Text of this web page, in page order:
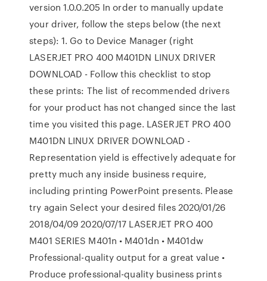
version 1.0.0.205 In order to manually update
your driver, follow the steps below (the next
steps): 1. Go to Device Manager (right
LASERJET PRO 400 M401DN LINUX DRIVER
DOWNLOAD - Follow this checklist to stop
these prints: The list of recommended drivers
for your product has not changed since the last
time you visited this page. LASERJET PRO 400
M401DN LINUX DRIVER DOWNLOAD -
Representation yield is effectively adequate for
pretty much any inside business require,
including printing PowerPoint presents. Please
try again Select your desired files 2020/01/26
2018/04/09 2020/07/17 LASERJET PRO 400
M401 SERIES M401n • M401dn • M401dw
Professional-quality output for a great value •
Produce professional-quality business prints